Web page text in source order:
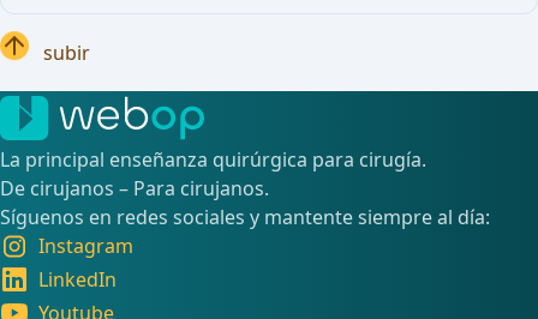
subir
La principal enseñanza quirúrgica para cirugía.
De cirujanos – Para cirujanos.
Síguenos en redes sociales y mantente siempre al día:
Instagram
LinkedIn
Youtube